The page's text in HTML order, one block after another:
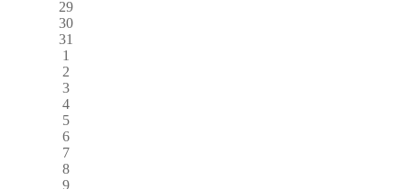
29
30
31
1
2
3
4
5
6
7
8
9